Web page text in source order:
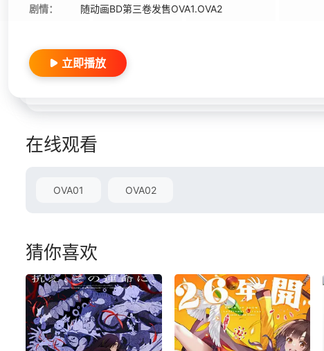
剧情：
随动画BD第三卷发售OVA1.OVA2
立即播放
在线观看
OVA01 OVA02
猜你喜欢